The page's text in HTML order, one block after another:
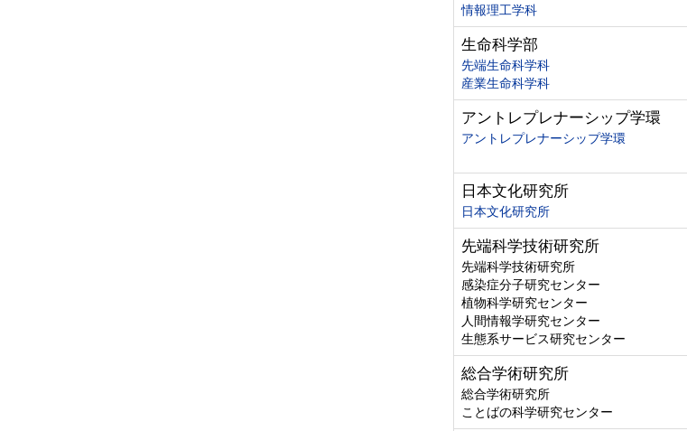
情報理工学科
生命科学部
先端生命科学科
産業生命科学科
アントレプレナーシップ学環
アントレプレナーシップ学環
日本文化研究所
日本文化研究所
先端科学技術研究所
先端科学技術研究所
感染症分子研究センター
植物科学研究センター
人間情報学研究センター
生態系サービス研究センター
総合学術研究所
総合学術研究所
ことばの科学研究センター